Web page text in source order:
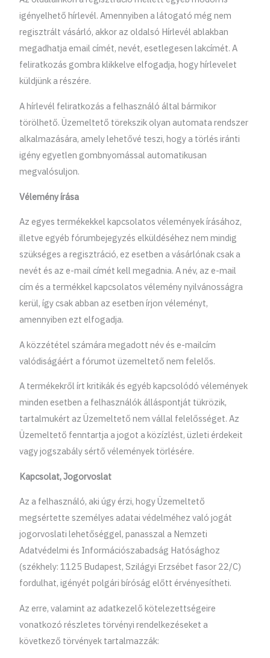
igényelhető hírlevél. Amennyiben a látogató még nem
regisztrált vásárló, akkor az oldalsó Hírlevél ablakban
megadhatja email címét, nevét, esetlegesen lakcímét. A
feliratkozás gombra klikkelve elfogadja, hogy hírlevelet
küldjünk a részére.
A hírlevél feliratkozás a felhasználó által bármikor
törölhető. Üzemeltető törekszik olyan automata rendszer
alkalmazására, amely lehetővé teszi, hogy a törlés iránti
igény egyetlen gombnyomással automatikusan
megvalósuljon.
Vélemény írása
Az egyes termékekkel kapcsolatos vélemények írásához,
illetve egyéb fórumbejegyzés elküldéséhez nem mindig
szükséges a regisztráció, ez esetben a vásárlónak csak a
nevét és az e-mail címét kell megadnia. A név, az e-mail
cím és a termékkel kapcsolatos vélemény nyilvánosságra
kerül, így csak abban az esetben írjon véleményt,
amennyiben ezt elfogadja.
A közzététel számára megadott név és e-mailcím
valódiságáért a fórumot üzemeltető nem felelős.
A termékekről írt kritikák és egyéb kapcsolódó vélemények
minden esetben a felhasználók álláspontját tükrözik,
tartalmukért az Üzemeltető nem vállal felelősséget. Az
Üzemeltető fenntartja a jogot a közízlést, üzleti érdekeit
vagy jogszabály sértő vélemények törlésére.
Kapcsolat, Jogorvoslat
Az a felhasználó, aki úgy érzi, hogy Üzemeltető
megsértette személyes adatai védelméhez való jogát
jogorvoslati lehetőséggel, panasszal a Nemzeti
Adatvédelmi és Információszabadság Hatósághoz
(székhely: 1125 Budapest, Szilágyi Erzsébet fasor 22/C)
fordulhat, igényét polgári bíróság előtt érvényesítheti.
Az erre, valamint az adatkezelő kötelezettségeire
vonatkozó részletes törvényi rendelkezéseket a
következő törvények tartalmazzák: